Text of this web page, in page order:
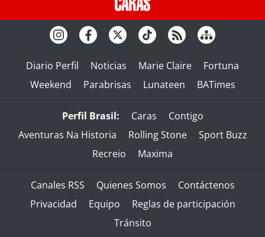
Diario Perfil Noticias Marie Claire
Fortuna
Weekend
Parabrisas Lunateen BATimes
Perfil Brasil: Caras
Contigo
Aventuras Na Historia
Rolling Stone
Sport Buzz
Recreio
Maxima
Canales RSS Quienes Somos
Contáctenos
Privacidad
Equipo
Reglas de participación
Tránsito